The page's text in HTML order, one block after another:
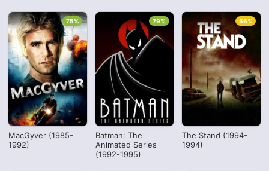
MacGyver (1985-
1992)
75%
Batman: The
Animated Series
(1992-1995)
79%
The Stand (1994-
1994)
56%